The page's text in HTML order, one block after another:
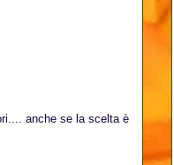
anche se la scelta è